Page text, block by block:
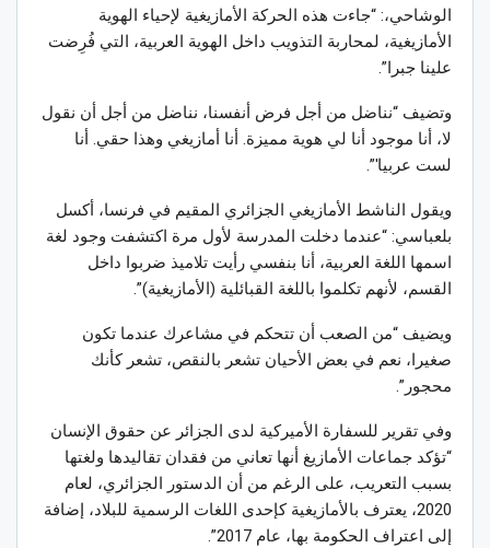
الوشاحي،: “جاءت هذه الحركة الأمازيغية لإحياء الهوية
الأمازيغية، لمحاربة التذويب داخل الهوية العربية، التي فُرِضت
علينا جبرا”.
وتضيف “نناضل من أجل فرض أنفسنا، نناضل من أجل أن نقول
لا، أنا موجود أنا لي هوية مميزة. أنا أمازيغي وهذا حقي. أنا
لست عربيا'”.
ويقول الناشط الأمازيغي الجزائري المقيم في فرنسا، أكسل
بلعباسي: “عندما دخلت المدرسة لأول مرة اكتشفت وجود لغة
اسمها اللغة العربية، أنا بنفسي رأيت تلاميذ ضربوا داخل
القسم، لأنهم تكلموا باللغة القبائلية (الأمازيغية)”.
ويضيف “من الصعب أن تتحكم في مشاعرك عندما تكون
صغيرا، نعم في بعض الأحيان تشعر بالنقص، تشعر كأنك
محجور”.
وفي تقرير للسفارة الأميركية لدى الجزائر عن حقوق الإنسان
“تؤكد جماعات الأمازيغ أنها تعاني من فقدان تقاليدها ولغتها
بسبب التعريب، على الرغم من أن الدستور الجزائري، لعام
2020، يعترف بالأمازيغية كإحدى اللغات الرسمية للبلاد، إضافة
إلى اعتراف الحكومة بها، عام 2017”.